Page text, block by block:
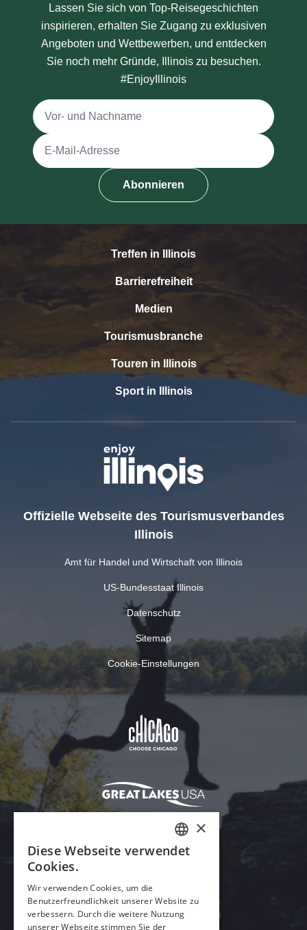
Lassen Sie sich von Top-Reisegeschichten
inspirieren, erhalten Sie Zugang zu exklusiven
Angeboten und Wettbewerben, und entdecken
Sie noch mehr Gründe, Illinois zu besuchen.
#EnjoyIllinois
Vollständiger Name
E-Mail-Adresse
Abonnieren
Treffen in Illinois
Barrierefreiheit
Medien
Tourismusbranche
Touren in Illinois
Sport in Illinois
Offizielle Webseite des Tourismusverbandes
Illinois
Amt für Handel und Wirtschaft von Illinois
US-Bundesstaat Illinois
Datenschutz
Sitemap
Cookie-Einstellungen
ENGLISH
SPANISH
×
Diese Webseite verwendet
Cookies.
Wir verwenden Cookies, um die
Benutzerfreundlichkeit unserer Website zu
verbessern. Durch die weitere Nutzung
unserer Webseite stimmen Sie der